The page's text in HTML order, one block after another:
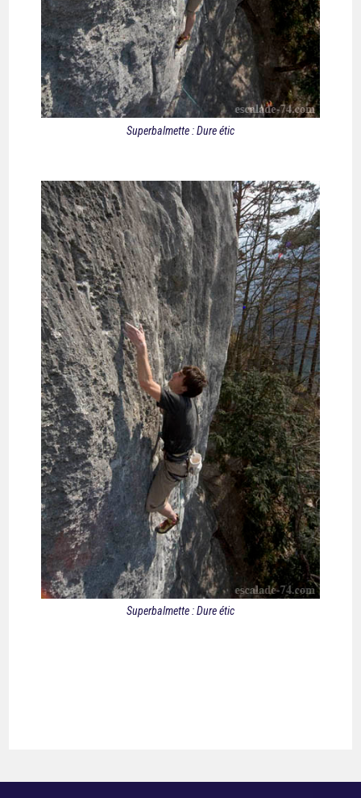
Superbalmette : Dure étic
Superbalmette : Dure étic